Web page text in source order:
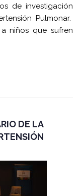
de investigación
Pulmonar.
niños que sufren
DE LA